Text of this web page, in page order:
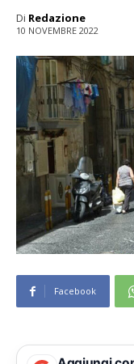
Di Redazione
10 NOVEMBRE 2022
Facebook